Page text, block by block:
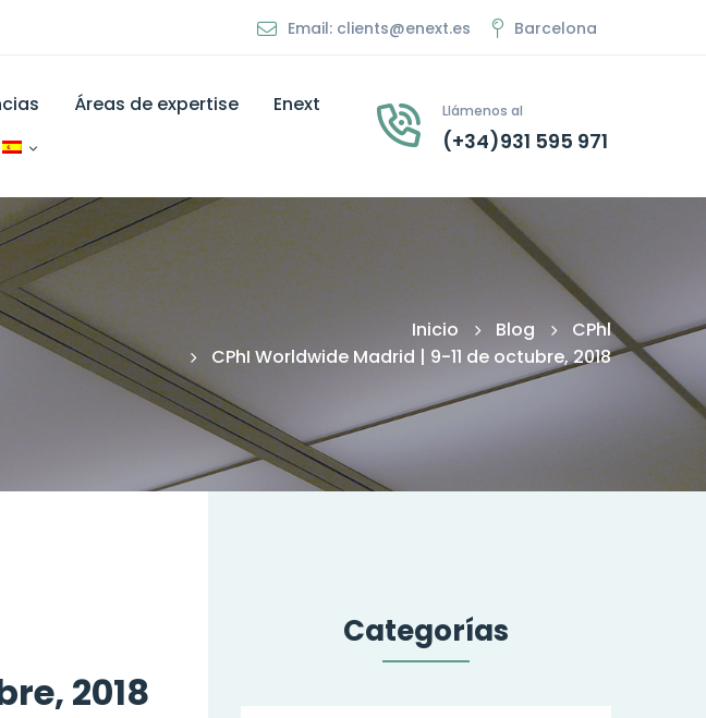
Email: clients@enext.es Barcelona
Áreas de expertise
Enext
Llámenos al
(+34)931 595 971
Inicio Blog
CPhl
CPhI Worldwide Madrid | 9-11 de octubre, 2018
2018
Categorías